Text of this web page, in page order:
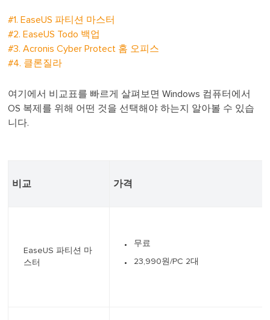
#1. EaseUS 파티션 마스터
#2. EaseUS Todo 백업
#3. Acronis Cyber Protect 홈 오피스
#4. 클론질라
여기에서 비교표를 빠르게 살펴보면 Windows 컴퓨터에서
OS 복제를 위해 어떤 것을 선택해야 하는지 알아볼 수 있습
니다.
비교 가격
EaseUS 파티션 마
스터
무료
23,990원/PC 2대